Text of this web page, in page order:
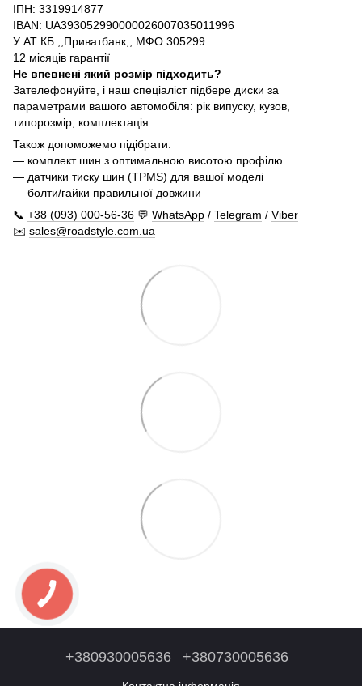
ІПН: 3319914877
IBAN: UA393052990000026007035011996
У АТ КБ ,,Приватбанк,, МФО 305299
12 місяців гарантії
Не впевнені який розмір підходить?
Зателефонуйте, і наш спеціаліст підбере диски за
параметрами вашого автомобіля: рік випуску, кузов,
типорозмір, комплектація.
Також допоможемо підібрати:
— комплект шин з оптимальною висотою профілю
— датчики тиску шин (TPMS) для вашої моделі
— болти/гайки правильної довжини
📞 +38 (093) 000-56-36 💬 WhatsApp / Telegram / Viber
✉️ sales@roadstyle.com.ua
+380930005636 +380730005636